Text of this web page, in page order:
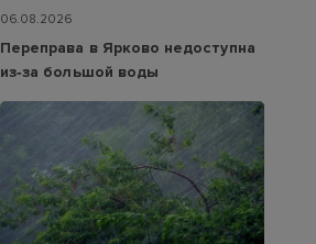
06.08.2026
Переправа в Ярково недоступна
из‑за большой воды